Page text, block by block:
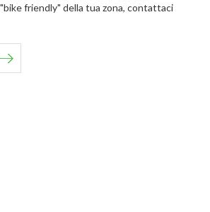
friendly" della tua zona, contattaci